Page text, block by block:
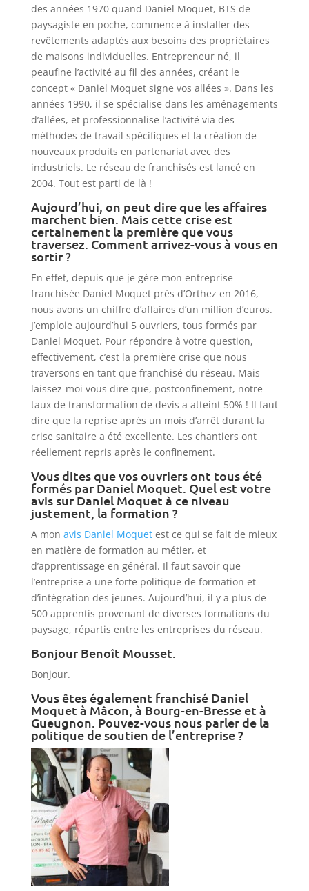
des années 1970 quand Daniel Moquet, BTS de
paysagiste en poche, commence à installer des
revêtements adaptés aux besoins des propriétaires
de maisons individuelles. Entrepreneur né, il
peaufine l’activité au fil des années, créant le
concept « Daniel Moquet signe vos allées ». Dans les
années 1990, il se spécialise dans les aménagements
d’allées, et professionnalise l’activité via des
méthodes de travail spécifiques et la création de
nouveaux produits en partenariat avec des
industriels. Le réseau de franchisés est lancé en
2004. Tout est parti de là !
Aujourd’hui, on peut dire que les affaires
marchent bien. Mais cette crise est
certainement la première que vous
traversez. Comment arrivez-vous à vous en
sortir ?
En effet, depuis que je gère mon entreprise
franchisée Daniel Moquet près d’Orthez en 2016,
nous avons un chiffre d’affaires d’un million d’euros.
J’emploie aujourd’hui 5 ouvriers, tous formés par
Daniel Moquet. Pour répondre à votre question,
effectivement, c’est la première crise que nous
traversons en tant que franchisé du réseau. Mais
laissez-moi vous dire que, postconfinement, notre
taux de transformation de devis a atteint 50% ! Il faut
dire que la reprise après un mois d’arrêt durant la
crise sanitaire a été excellente. Les chantiers ont
réellement repris après le confinement.
Vous dites que vos ouvriers ont tous été
formés par Daniel Moquet. Quel est votre
avis sur Daniel Moquet à ce niveau
justement, la formation ?
A mon avis Daniel Moquetest ce qui se fait de mieux
en matière de formation au métier, et
d’apprentissage en général. Il faut savoir que
l’entreprise a une forte politique de formation et
d’intégration des jeunes. Aujourd’hui, il y a plus de
500 apprentis provenant de diverses formations du
paysage, répartis entre les entreprises du réseau.
Bonjour Benoît Mousset.
Bonjour.
Vous êtes également franchisé Daniel
Moquet à Mâcon, à Bourg-en-Bresse et à
Gueugnon. Pouvez-vous nous parler de la
politique de soutien de l’entreprise ?